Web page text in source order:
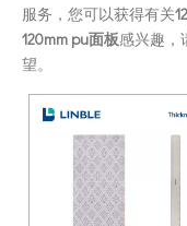
服务，您可以获得有关
120mm pu面板感兴趣，
望。